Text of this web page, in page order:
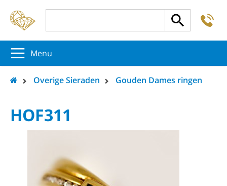
Menu
Overige Sieraden Gouden Dames ringen
HOF311